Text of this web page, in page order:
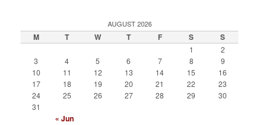
AUGUST 2026
M T W T F S S
1
2
3
4 5 6 7 8
9
10
11 12 13 14 15
16
17
18 19 20 21 22
23
24
25 26 27 28 29
30
31
« Jun